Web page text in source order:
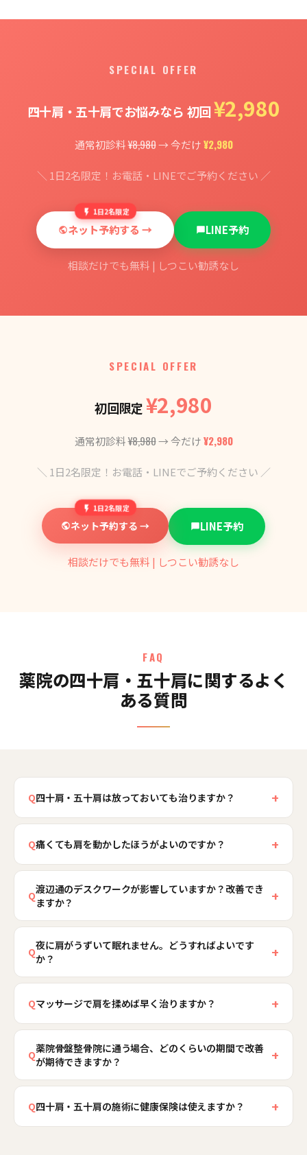
SPECIAL OFFER
四十肩・五十肩でお悩みなら 初回¥2,980
通常初診料¥8,980→ 今だけ¥2,980
＼ 1日2名限定！お電話・LINEでご予約ください ／
1日2名限定
ネット予約する → LINE予約
相談だけでも無料 | しつこい勧誘なし
SPECIAL OFFER
初回限定¥2,980
通常初診料¥8,980→ 今だけ¥2,980
＼ 1日2名限定！お電話・LINEでご予約ください ／
1日2名限定
ネット予約する → LINE予約
相談だけでも無料 | しつこい勧誘なし
FAQ
薬院の四十肩・五十肩に関するよく
ある質問
Q四十肩・五十肩は放っておいても治りますか？ +
自然に回復することもありますが、適切なケアを
しないまま過ごすと、痛みや動かしにくさが1年以
上長引いたり、肩が固まったまま可動域が戻りに
ると回復が遅れます。薬院骨盤整骨院では今が炎
担を減らしていきます。
Q痛くても肩を動かしたほうがよいのですか？ +
時期によって答えが変わります。痛みの強い炎症
期に無理に動かすと悪化しますが、動きが固まる
拘縮期に安静にしすぎると可動域がさらに狭くな
ります。大切なのは今どの時期かを見極めること
です。薬院骨盤整骨院では肩の状態を検査し、こ
の時期に動かしてよい範囲と控えるべき動作を具
体的にお伝えしながら、無理なく回復へ導きま
す。
Q渡辺通のデスクワークが影響していますか？改善でき
ますか？
+
長時間のデスクワークによる猫背・巻き肩は、肩
甲骨の動きを落とし四十肩・五十肩の背景となり
ます。姿勢と肩甲骨の動きを整えることは回復に
役立ちます。薬院骨盤整骨院は渡辺通駅から徒歩
約3分、薬院駅から徒歩約4分と近く、平日は夜20
ケアもあわせて実践していただけます。
Q夜に肩がうずいて眠れません。どうすればよいです
か？
+
夜間のうずきは炎症期に多い症状で、肩まわりの
血行の低下や寝る姿勢が影響します。痛む腕の下
にクッションを入れて肩を支える、冷えないよう
整骨院では炎症を落ち着かせるケアとあわせて、
Qマッサージで肩を揉めば早く治りますか？ +
炎症期に強く揉むと炎症が悪化することがあり、
時期に合わないケアはかえって回復を遅らせま
す。また肩だけをほぐしても、肩甲骨の動きや姿
勢が変わらなければ効果が保ちにくくなります。
薬院骨盤整骨院では時期に合った施術で炎症を落
Q薬院骨盤整骨院に通う場合、どのくらいの期間で改善
が期待できますか？
+
四十肩・五十肩は時期を追って移り変わるため、
炎症期・拘縮期・回復期のどこにいるかで見通し
が変わります。一般に数か月単位でのケアになる
Q四十肩・五十肩の施術に健康保険は使えますか？ +